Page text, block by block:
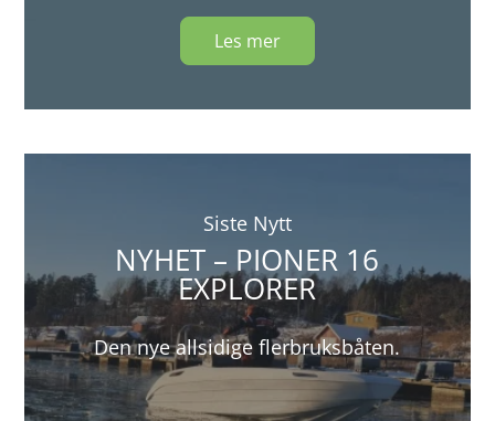
Les mer
Siste Nytt
NYHET – PIONER 16
EXPLORER
Den nye allsidige flerbruksbåten.